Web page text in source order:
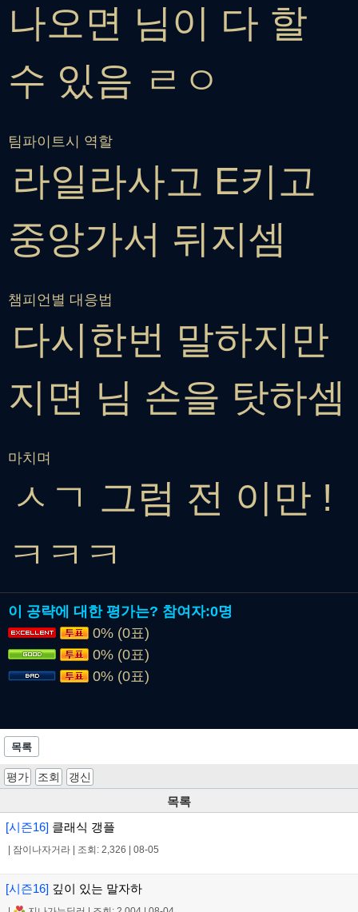
나오면 님이 다 할
수 있음 ㄹㅇ
팀파이트시 역할
라일라사고 E키고
중앙가서 뒤지셈
챔피언별 대응법
다시한번 말하지만
지면 님 손을 탓하셈
마치며
ㅅㄱ 그럼 전 이만 !
ㅋㅋㅋ
이 공략에 대한 평가는? 참여자:0명
0% (0표)
0% (0표)
0% (0표)
목록
평가 조회 갱신
목록
[시즌16] 클래식 갱플
잠이나자거라 조회: 2,326 08-05
[시즌16] 깊이 있는 말자하